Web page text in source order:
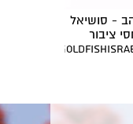
- סושיאל
ציבור